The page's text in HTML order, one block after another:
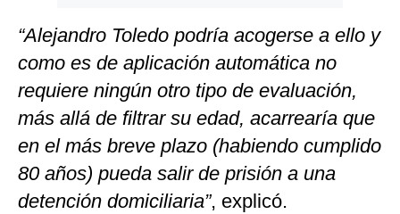
“Alejandro Toledo podría acogerse a ello y
como es de aplicación automática no
requiere ningún otro tipo de evaluación,
más allá de filtrar su edad, acarrearía que
en el más breve plazo (habiendo cumplido
80 años) pueda salir de prisión a una
detención domiciliaria”, explicó.